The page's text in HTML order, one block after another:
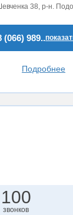
38, р-н.
(066) 989..
Подробнее
100
звонков